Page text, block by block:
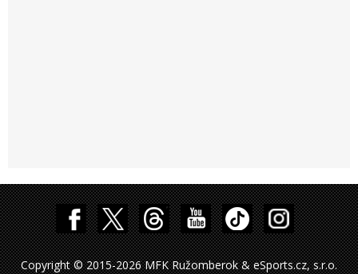
Copyright © 2015-2026 MFK Ružomberok & eSports.cz, s.r.o.